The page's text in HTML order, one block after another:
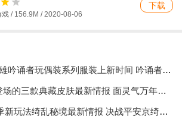
戏 / 156.9M / 2020-08-06
下载
造物法则2先锋英雄吟诵者玩偶装系列服装上新时间 吟诵者玩偶装系列服装最新情报
决战平安京即将登场的三款典藏皮肤最新情报 面灵气万年竹以及玉藻前典藏皮肤详情一览
决战平安京S8赛季新玩法绮乱秘境最新情报 决战平安京绮乱秘境玩法局内实际画面展示